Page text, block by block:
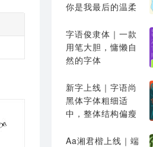
你是我最后的温柔
字语俊隶体｜一款
用笔大胆，慵懒自
然的字体
新字上线｜字语尚
黑体字体粗细适
中，整体结构偏瘦
Aa湘君楷上线｜端